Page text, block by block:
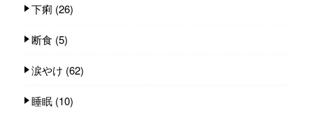
下痢 (26)
断食 (5)
涙やけ (62)
睡眠 (10)